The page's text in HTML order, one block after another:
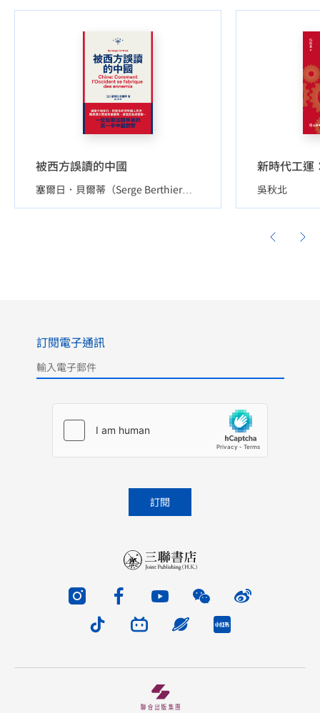
被西方誤讀的中國
塞爾日．貝爾蒂（Serge Berthier） 吳秋北
訂閱電子通訊